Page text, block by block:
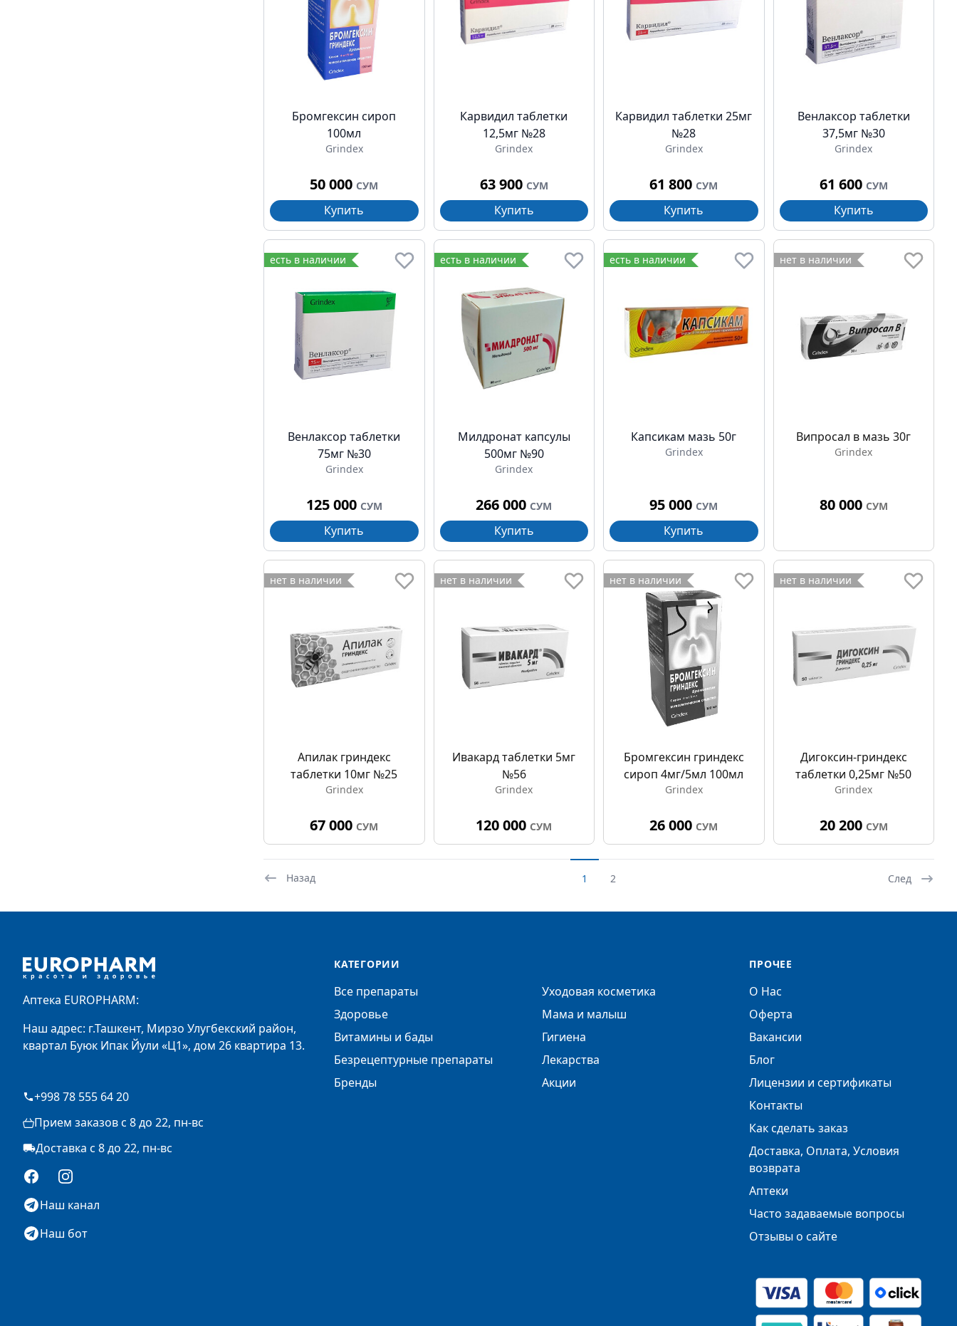
Бромгексин сироп
100мл
Grindex
50 000 СУМ
Купить
Карвидил таблетки
12,5мг №28
Grindex
63 900 СУМ
Купить
Карвидил таблетки 25мг
№28
Grindex
61 800 СУМ
Купить
Венлаксор таблетки
37,5мг №30
Grindex
61 600 СУМ
Купить
есть в наличии
Венлаксор таблетки
75мг №30
Grindex
125 000 СУМ
Купить
есть в наличии
Милдронат капсулы
500мг №90
Grindex
266 000 СУМ
Купить
есть в наличии
Капсикам мазь 50г
Grindex
95 000 СУМ
Купить
нет в наличии
Випросал в мазь 30г
Grindex
80 000 СУМ
нет в наличии
Апилак гриндекс
таблетки 10мг №25
Grindex
67 000 СУМ
нет в наличии
Ивакард таблетки 5мг
№56
Grindex
120 000 СУМ
нет в наличии
Бромгексин гриндекс
сироп 4мг/5мл 100мл
Grindex
26 000 СУМ
нет в наличии
Дигоксин-гриндекс
таблетки 0,25мг №50
Grindex
20 200 СУМ
Назад 1 2 След
Аптека EUROPHARM:
Наш адрес: г.Ташкент, Мирзо Улугбекский район,
квартал Буюк Ипак Йули «Ц1», дом 26 квартира 13.
+998 78 555 64 20
Прием заказов с 8 до 22, пн-вс
Доставка с 8 до 22, пн-вс
FacebookInstagram
Наш канал
Наш бот
КАТЕГОРИИ
Все препараты
Здоровье
Витамины и бады
Безрецептурные препараты
Бренды
Уходовая косметика
Мама и малыш
Гигиена
Лекарства
Акции
ПРОЧЕЕ
О Нас
Оферта
Вакансии
Блог
Лицензии и сертификаты
Контакты
Как сделать заказ
Доставка, Оплата, Условия
возврата
Аптеки
Часто задаваемые вопросы
Отзывы о сайте